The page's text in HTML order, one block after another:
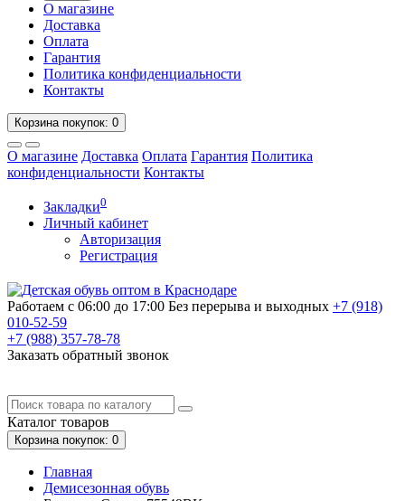
О магазине
Доставка
Оплата
Гарантия
Политика конфиденциальности
Контакты
Корзинапокупок: 0
О магазине Доставка Оплата Гарантия Политика
конфиденциальности Контакты
Закладки0
Личный кабинет
Авторизация
Регистрация
Работаем с 06:00 до 17:00 Без перерыва и выходных +7 (918)
010-52-59
+7 (988) 357-78-78
Заказать обратный звонок
Каталог товаров
Корзинапокупок: 0
Главная
Демисезонная обувь